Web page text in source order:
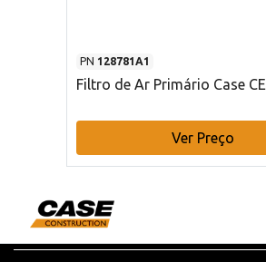
PN 128781A1
Filtro de Ar Primário Case CE
Ver Preço